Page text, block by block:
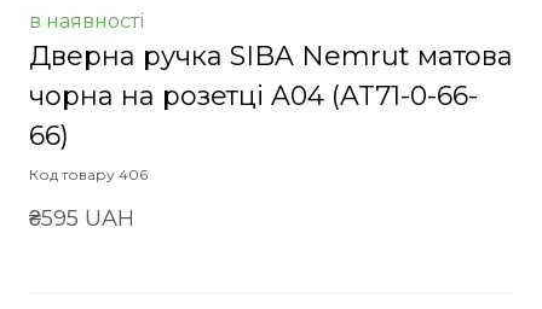
в наявності
Дверна ручка SIBA Nemrut матова
чорна на розетці A04 (AT71-0-66-
66)
Код товару 406
₴595 UAH